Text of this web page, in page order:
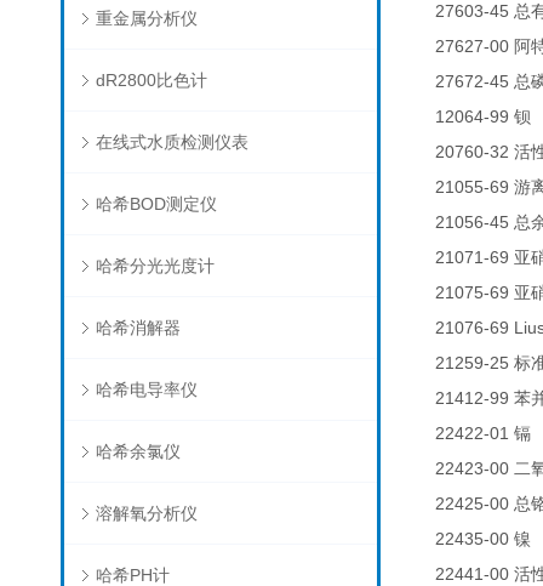
重金属分析仪
dR2800比色计
在线式水质检测仪表
哈希BOD测定仪
哈希分光光度计
哈希消解器
哈希电导率仪
哈希余氯仪
溶解氧分析仪
哈希PH计
27603-45 总
27627-00 阿
27672-45 总
12064-99 钡
20760-32 活
21055-69 游
21056-45 总
21071-69 亚
21075-69 亚
21076-69
21259-25 标
21412-99 苯
22422-01 镉
22423-00 二
22425-00 总
22435-00 镍
22441-00 活